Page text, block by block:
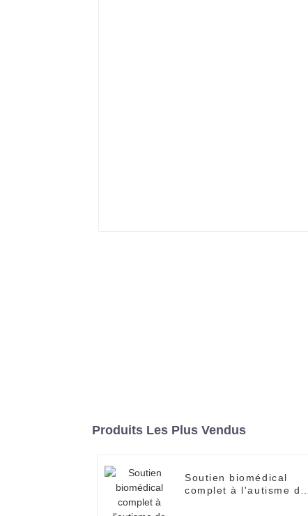
Produits Les Plus Vendus
Soutien biomédical
complet à l'autisme de